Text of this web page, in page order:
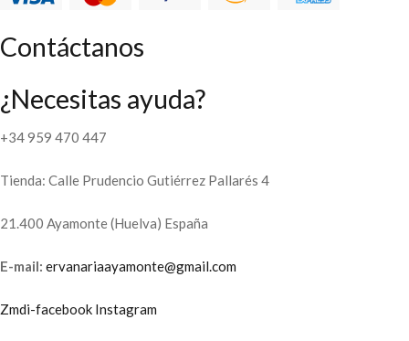
Contáctanos
¿Necesitas ayuda?
+34 959 470 447
Tienda: Calle Prudencio Gutiérrez Pallarés 4
21.400 Ayamonte (Huelva) España
E-mail: ervanariaayamonte@gmail.com
Zmdi-facebook Instagram